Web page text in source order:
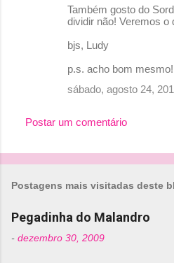
Também gosto do
dividir não! Veremos o
bjs, Ludy
p.s. acho bom
sábado, agosto 24,
Postar um comentário
Postagens mais visitadas deste
Pegadinha do Malandro
- dezembro 30, 2009